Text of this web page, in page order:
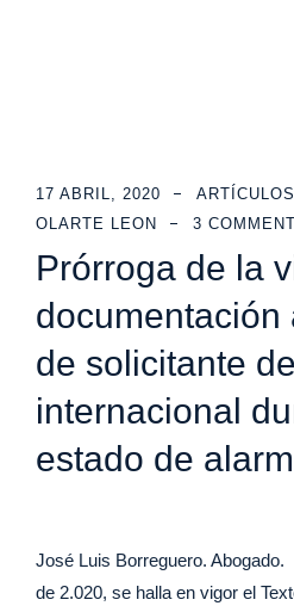
17 ABRIL, 2020
OLARTE LEON
3
Prórroga de la
documentación
de solicitante
internacional
estado de
José Luis Borreguero.
de 2.020, se halla en vigor el